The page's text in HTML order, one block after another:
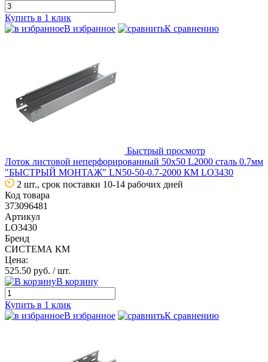
Купить в 1 клик
В избранное
К сравнению
Быстрый просмотр
Лоток листовой неперфорированный 50х50 L2000 сталь 0.7мм
"БЫСТРЫЙ МОНТАЖ" LN50-50-0.7-2000 КМ LO3430
2 шт., срок поставки 10-14 рабочих дней
Код товара
373096481
Артикул
LO3430
Бренд
СИСТЕМА КМ
Цена:
525.50 руб. / шт.
В корзину
Купить в 1 клик
В избранное
К сравнению